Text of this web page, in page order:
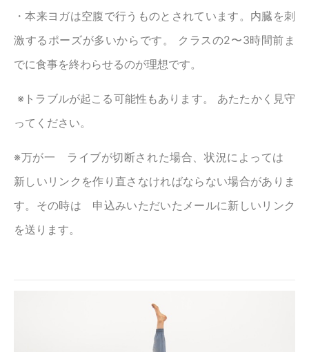
・本来ヨガは空腹で行うものとされています。内臓を刺
激するポーズが多いからです。 クラスの2〜3時間前ま
でに食事を終わらせるのが理想です。
※トラブルが起こる可能性もあります。 あたたかく見守
ってください。
※万が一 ライブが切断された場合、状況によっては
新しいリンクを作り直さなければならない場合がありま
す。その時は 申込みいただいたメールに新しいリンク
を送ります。